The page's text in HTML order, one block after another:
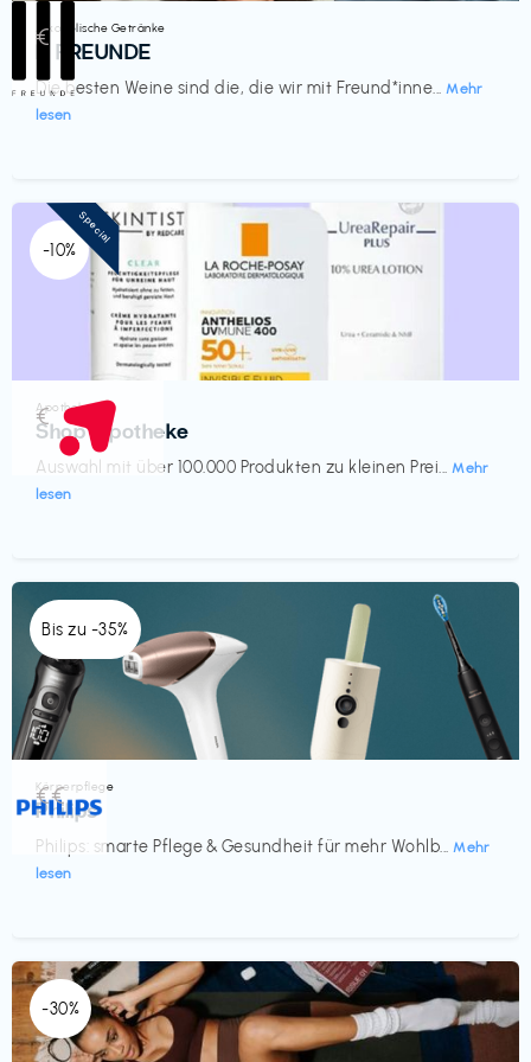
Alkoholische Getränke
III FREUNDE
Die besten Weine sind die, die wir mit Freund*inne... Mehr
lesen
€‎
-10%
Apotheke
Shop Apotheke
Auswahl mit über 100.000 Produkten zu kleinen Prei... Mehr
lesen
€‎
Special
Bis zu -35%
Körperpflege
Philips
Philips: smarte Pflege & Gesundheit für mehr Wohlb... Mehr
lesen
€€‎
-30%